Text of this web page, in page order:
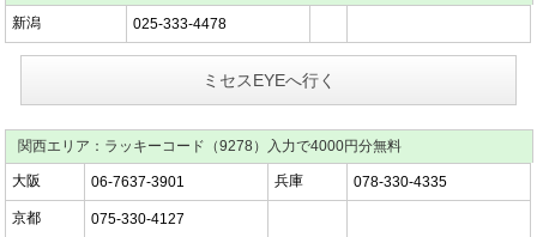
新潟 025-333-4478
ミセスEYEへ行く
関西エリア：ラッキーコード（9278）入力で4000円分無料
大阪 06-7637-3901 兵庫 078-330-4335
京都 075-330-4127